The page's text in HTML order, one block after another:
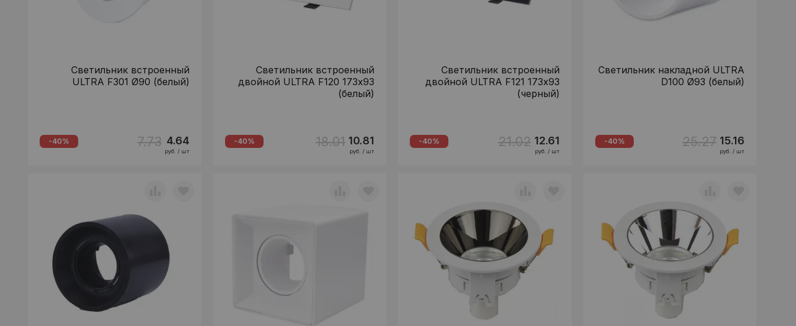
Светильник встроенный
ULTRA F301 Ø90 (белый)
-40% 7.73 4.64
руб. / шт
Светильник встроенный
двойной ULTRA F120 173х93
(белый)
-40% 18.01 10.81
руб. / шт
Светильник встроенный
двойной ULTRA F121 173х93
(черный)
-40% 21.02 12.61
руб. / шт
Светильник накладной ULTRA
D100 Ø93 (белый)
-40% 25.27 15.16
руб. / шт